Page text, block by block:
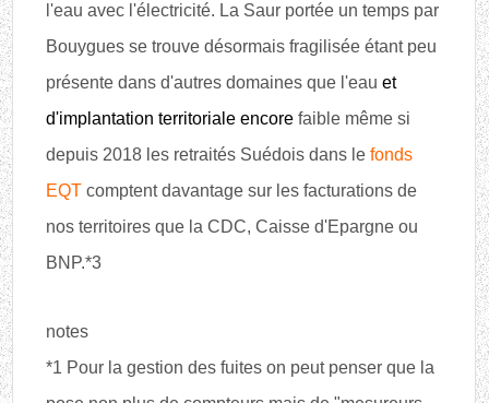
l'eau avec l'électricité. La Saur portée un temps par
Bouygues se trouve désormais fragilisée étant peu
présente dans d'autres domaines que l'eauet
d'implantation territoriale encorefaible même si
depuis 2018 les retraités Suédois dans lefonds
EQT comptent davantage sur les facturations de
nos territoires que la CDC, Caisse d'Epargne ou
BNP.*3
notes
*1 Pour la gestion des fuites on peut penser que la